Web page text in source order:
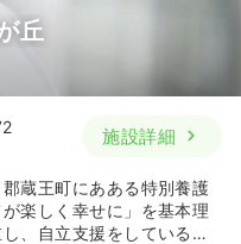
丘
施設詳細
蔵王町にあある特別養護
楽しく幸せに」を基本理
、自立支援をしている施